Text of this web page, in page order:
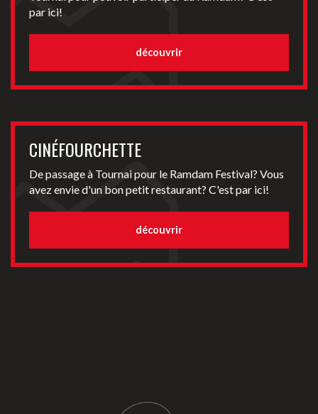
par ici!
découvrir
CINÉFOURCHETTE
De passage à Tournai pour le Ramdam Festival? Vous
avez envie d'un bon petit restaurant? C'est par ici!
découvrir